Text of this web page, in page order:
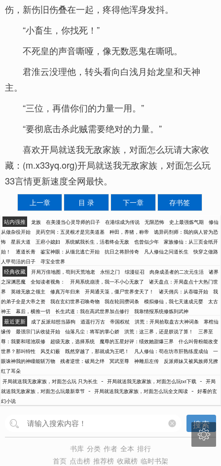
伤，新伤旧伤叠在一起，疼得他浑身发抖。
“小畜生，你找死！”
不死皇的声音嘶哑，像无数恶鬼在嘶吼。
君淮云没理他，转头看向白浅月始龙皇和天神
主。
“三位，再借你们的力量一用。”
“要彻底击杀此贼需要绝对的力量。”
喜欢开局就送我无敌家族，对面怎么玩请大家收
藏：(m.x33yq.org)开局就送我无敌家族，对面怎么玩
33言情更新速度全网最快。
上一章 目 录 下一章 存书签
站内强推 龙族 在美漫当心灵导师的日子 在港综成为传说 无限恐怖 史上最强炼气期
修仙
从做杂役开始
灵药空间：五灵根才是完美道基 种田，养猪，称帝
诡异药剂师：我的病人皆为恐
怖
星辰大道 王府小媳妇 系统赋我长生，活着终会无敌 也曾似少年
家族修仙：从三页金纸开
始！
逐道长青 鉴宝神眼：从缅北逃亡开始 抗日之将胆传奇 凡人修仙之问道长生
快穿之做路
人甲苟活的日子
寻宝全世界
经典收藏 开局万倍地图，苟到天荒地老 永恒之门 综漫征召 肉身成圣者的二次元生活
诸界
之深渊恶魔
全知读者视角： 开局系统崩溃，我一不小心无敌了
诸天盘点：开局盘点十大热门世
界
英雄无敌之领主 修真万年归来 开局通天箓，僵尸世界变天了！ 诸天佣兵：从吞噬开始
我
的弟子全是大帝之资
我在玄幻世界召唤奇物 我在轮回攒词条 模拟修仙，我七天速成元婴
太古
神王
幕后，横推一切 长生武道：我在高武世界加点修行 我靠情报系统修炼到武神
最近更新 成了反派却想当舔狗 逍遥行万古 帝国权杖 洪荒：开局拾取盘古大神词条
寒棺仙
缘传
最强宗门从收徒开始 仙落凡尘：将军的掌心娇 洪荒：这三界，还是朕说了算！
三界至
尊：我要和瑶池双修
超级无敌，选择系统 魔尊的五星好评：绩效她甜爆三界
什么叫骨粉能改变
世界？那叫特性
风爻幻薮 既然穿越了，那就成为王吧！ 凡人修仙：苟在坊市肝熟练度成仙
一
眼诛神我的神瞳能斩万物
残者逆世：破局之绊 冥武至尊 神雕后左传
反派师妹又被凤族师兄撩
红了耳朵
开局就送我无敌家族，对面怎么玩 只为长生 - 开局就送我无敌家族，对面怎么玩txt下载 - 开局
就送我无敌家族，对面怎么玩最新章节 - 开局就送我无敌家族，对面怎么玩全文阅读 - 好看的玄
幻小说
搜索
书库 分类 作者 全本 排行
首页 点击榜 推荐榜 收藏榜 临时书架
